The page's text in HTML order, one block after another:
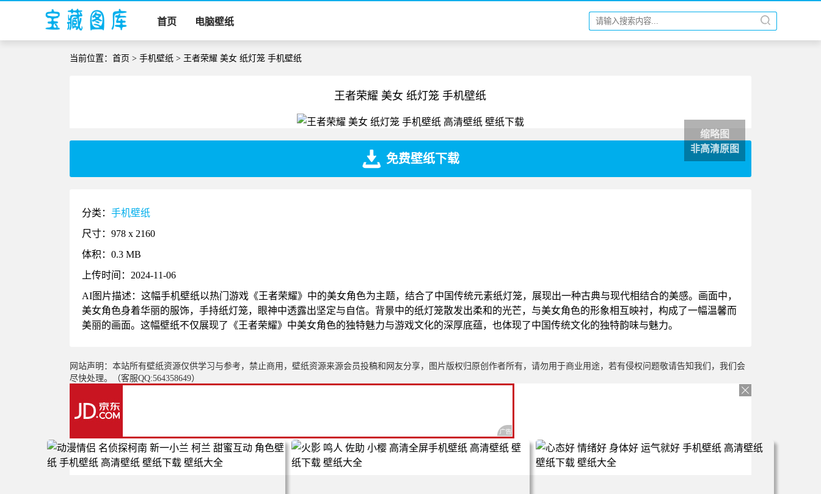
首页 电脑壁纸
当前位置：首页 >手机壁纸 > 王者荣耀 美女 纸灯笼 手机壁纸
王者荣耀 美女 纸灯笼 手机壁纸
缩略图
非高清原图
免费壁纸下载
分类：手机壁纸
尺寸：978 x 2160
体积：0.3 MB
上传时间：2024-11-06
AI图片描述：这幅手机壁纸以热门游戏《王者荣耀》中的美女角色为主题，结合了中国传统元素纸灯笼，展现出一种古典与现代相结合的美感。画面中，
美女角色身着华丽的服饰，手持纸灯笼，眼神中透露出坚定与自信。背景中的纸灯笼散发出柔和的光芒，与美女角色的形象相互映衬，构成了一幅温馨而
美丽的画面。这幅壁纸不仅展现了《王者荣耀》中美女角色的独特魅力与游戏文化的深厚底蕴，也体现了中国传统文化的独特韵味与魅力。
网站声明：本站所有壁纸资源仅供学习与参考，禁止商用，壁纸资源来源会员投稿和网友分享，图片版权归原创作者所有，请勿用于商业用途，若有侵权问题敬请告知我们，我们会
尽快处理。（客服QQ:564358649）
更多推荐